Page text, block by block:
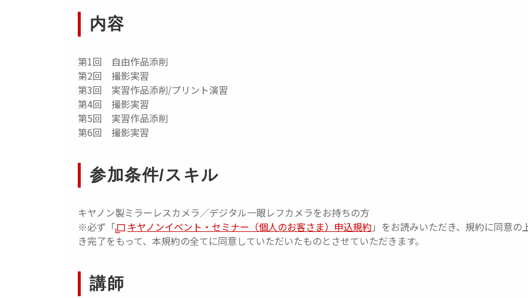
内容
第1回 自由作品添削
第2回 撮影実習
第3回 実習作品添削/プリント演習
第4回 撮影実習
第5回 実習作品添削
第6回 撮影実習
参加条件/スキル
キヤノン製ミラーレスカメラ／デジタル一眼レフカメラをお持ちの方
※必ず「
キヤノンイベント・セミナー（個人のお客さま）申込規約 」をお読みいただき、規約に同意
き完了をもって、本規約の全てに同意していただいたものとさせていただきます。
講師